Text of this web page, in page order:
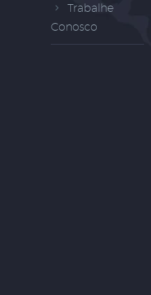
Trabalhe
Conosco